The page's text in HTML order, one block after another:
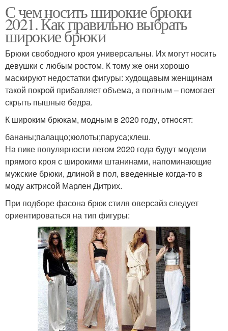
С чем носить широкие брюки
2021. Как правильно выбрать
широкие брюки
Брюки свободного кроя универсальны. Их могут носить
девушки с любым ростом. К тому же они хорошо
маскируют недостатки фигуры: худощавым женщинам
такой покрой прибавляет объема, а полным – помогает
скрыть пышные бедра.
К широким брюкам, модным в 2020 году, относят:
бананы;палаццо;кюлоты;паруса;клеш.
На пике популярности летом 2020 года будут модели
прямого кроя с широкими штанинами, напоминающие
мужские брюки, длиной в пол, введенные когда-то в
моду актрисой Марлен Дитрих.
При подборе фасона брюк стиля оверсайз следует
ориентироваться на тип фигуры: